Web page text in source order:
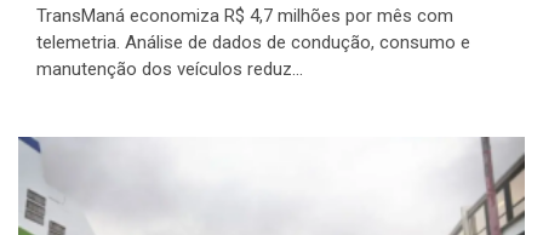
TransManá economiza R$ 4,7 milhões por mês com
telemetria. Análise de dados de condução, consumo e
manutenção dos veículos reduz...